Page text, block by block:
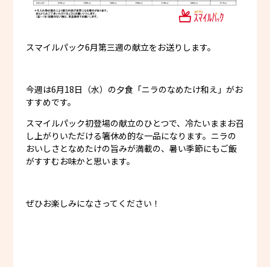
スマイルパック6月第三週の献立をお送りします。
今週は6月18日（水）の夕食「ニラのなめたけ和え」がお
すすめです。
スマイルパック初登場の献立のひとつで、冷たいままお召
し上がりいただける箸休め的な一品になります。ニラの
おいしさとなめたけの旨みが満載の、暑い季節にもご飯
がすすむお味かと思います。
ぜひお楽しみになさってください！